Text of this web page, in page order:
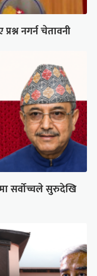
नगर्न चेतावनी
सर्वोच्चले सुरुदेखि